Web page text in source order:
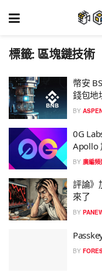
標籤: 區塊鏈技術
幣安
錢包地
BY
0G
Apollo
BY 廣編頻
評論》
來了
BY
BY